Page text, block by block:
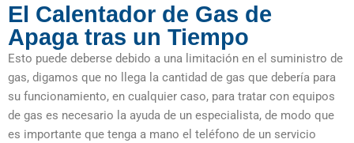
El Calentador de Gas de
Apaga tras un Tiempo
Esto puede deberse debido a una limitación en el suministro de
gas, digamos que no llega la cantidad de gas que debería para
su funcionamiento, en cualquier caso, para tratar con equipos
de gas es necesario la ayuda de un especialista, de modo que
es importante que tenga a mano el teléfono de un servicio